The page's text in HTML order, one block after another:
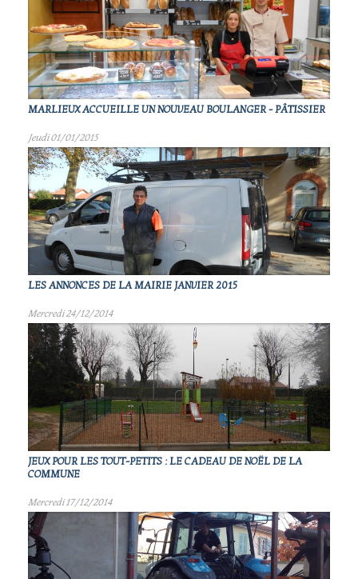
MARLIEUX ACCUEILLE UN NOUVEAU BOULANGER - PÂTISSIER
Jeudi 01/01/2015
LES ANNONCES DE LA MAIRIE JANVIER 2015
Mercredi 24/12/2014
JEUX POUR LES TOUT-PETITS : LE CADEAU DE NOËL DE LA
COMMUNE
Mercredi 17/12/2014